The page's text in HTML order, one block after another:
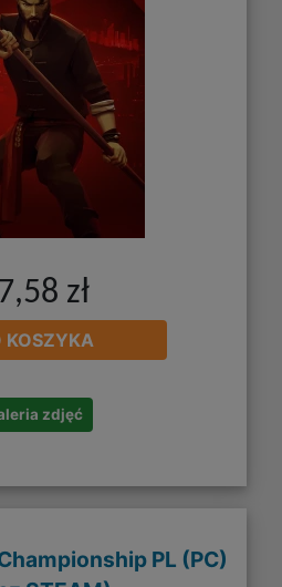
zł
KOSZYKA
zdjęć
PL (PC)